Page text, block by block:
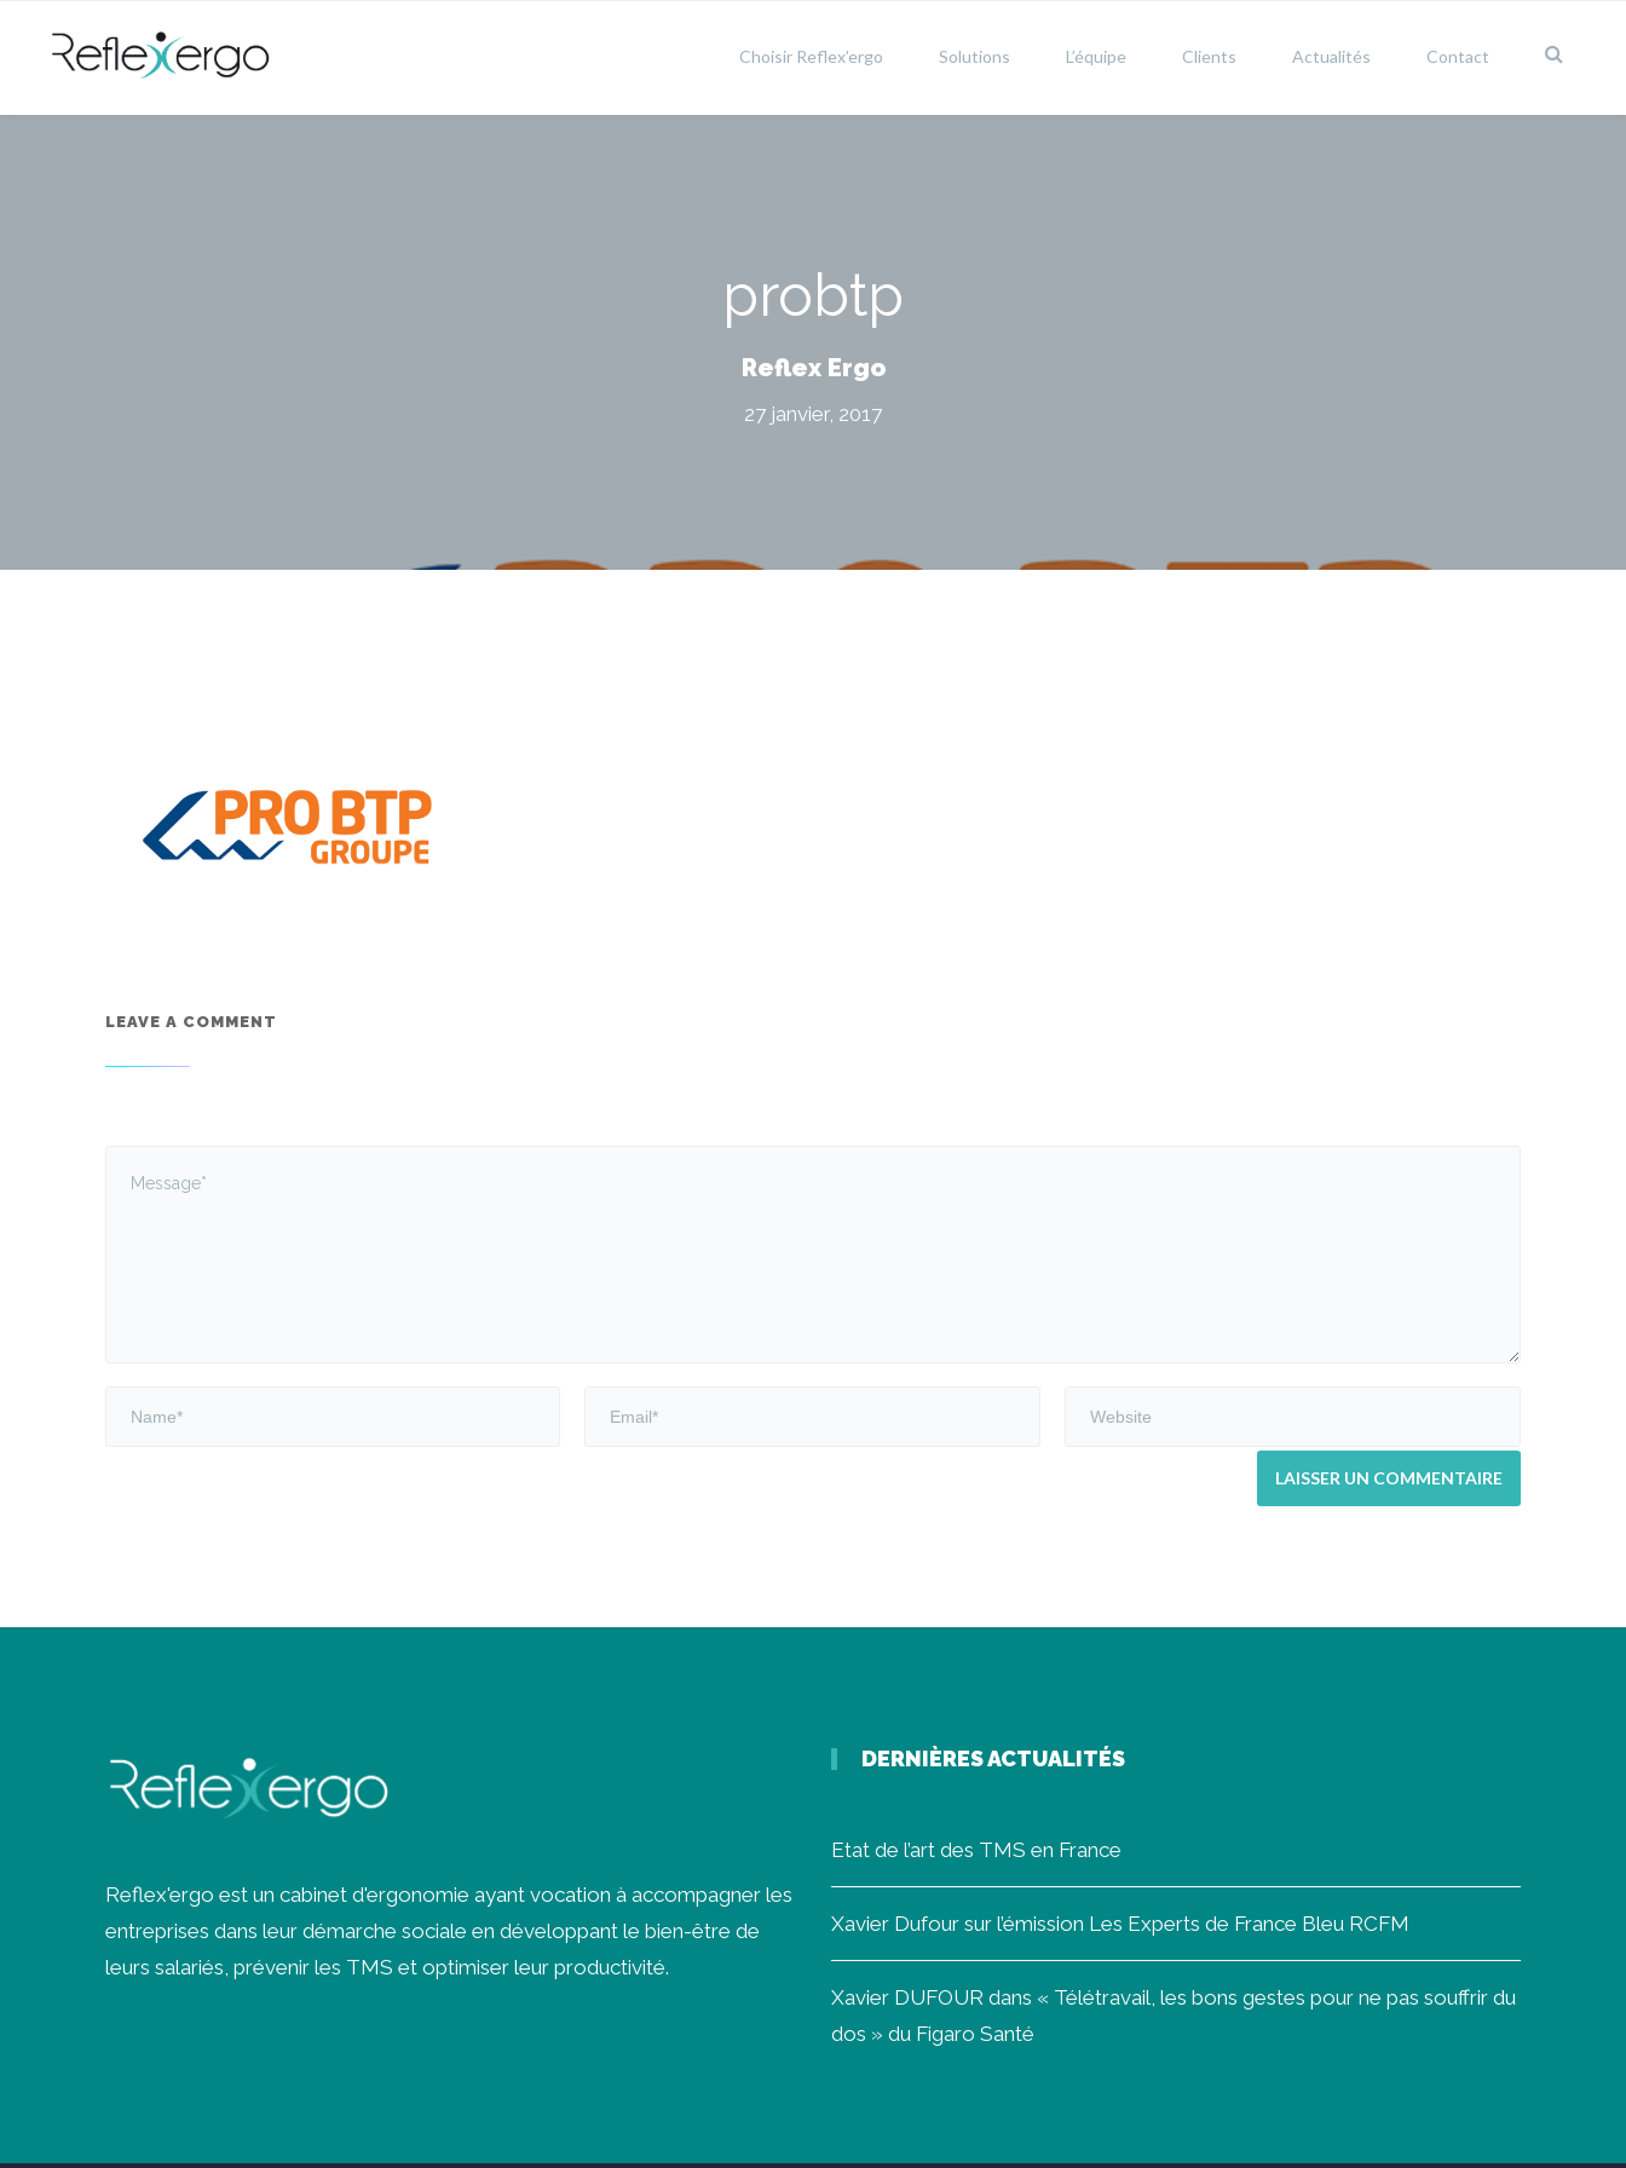
Choisir Reflex’ergo Solutions L’équipe Clients Actualités Contact
probtp
Reflex Ergo
27 janvier, 2017
LEAVE A COMMENT
Reflex'ergo est un cabinet d'ergonomie ayant vocation à accompagner les
entreprises dans leur démarche sociale en développant le bien-être de
leurs salariés, prévenir les TMS et optimiser leur productivité.
DERNIÈRES ACTUALITÉS
Etat de l’art des TMS en France
Xavier Dufour sur l’émission Les Experts de France Bleu RCFM
Xavier DUFOUR dans « Télétravail, les bons gestes pour ne pas souffrir du
dos » du Figaro Santé